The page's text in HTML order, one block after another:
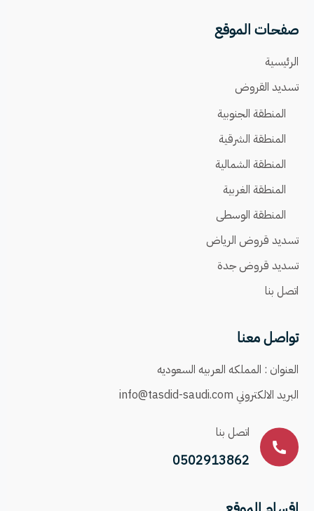
صفحات الموقع
الرئيسية
تسديد القروض
المنطقة الجنوبية
المنطقة الشرقية
المنطقة الشمالية
المنطقة الغربية
المنطقة الوسطى
تسديد قروض الرياض
تسديد قروض جدة
اتصل بنا
تواصل معنا
العنوان : المملكه العربيه السعوديه
البريد الالكتروني info@tasdid-saudi.com
اتصل بنا
0502913862